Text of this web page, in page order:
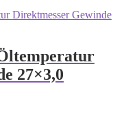
27×3,0